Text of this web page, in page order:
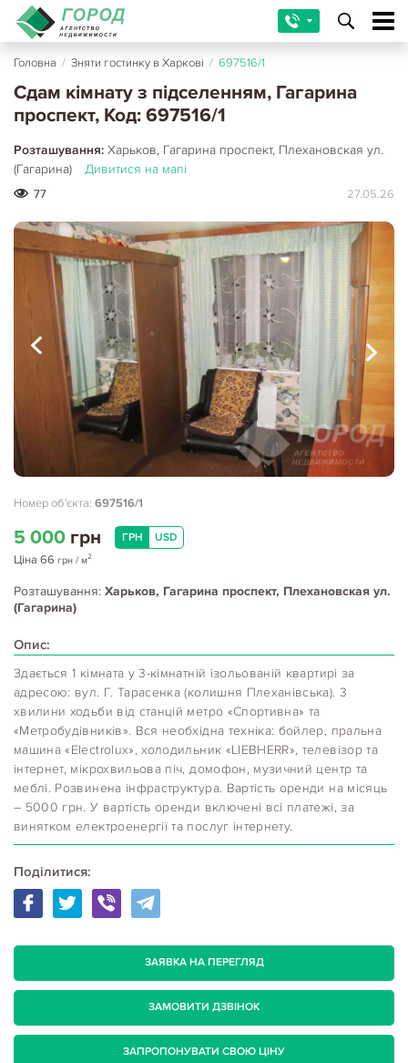
Головна / Зняти гостинку в Харкові / 697516/1
Сдам кімнату з підселенням, Гагарина
проспект, Код: 697516/1
Розташування: Харьков, Гагарина проспект, Плехановская ул.
(Гагарина)
Дивитися на мапі
77 27.05.26
Номер об'єкта: 697516/1
5 000 грн ГРН USD
Ціна 66 грн / м2
Розташування: Харьков, Гагарина проспект, Плехановская ул.
(Гагарина)
Опис:
Здається 1 кімната у 3-кімнатній ізольованій квартирі за
адресою: вул. Г. Тарасенка (колишня Плеханівська). 3
хвилини ходьби від станцій метро «Спортивна» та
«Метробудівників». Вся необхідна техніка: бойлер, пральна
машина «Electrolux», холодильник «LIEBHERR», телевізор та
інтернет, мікрохвильова піч, домофон, музичний центр та
меблі. Розвинена інфраструктура. Вартість оренди на місяць
– 5000 грн. У вартість оренди включені всі платежі, за
винятком електроенергії та послуг інтернету.
Поділитися:
ЗАЯВКА НА ПЕРЕГЛЯД
ЗАМОВИТИ ДЗВІНОК
ЗАПРОПОНУВАТИ СВОЮ ЦІНУ